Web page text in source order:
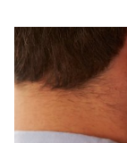
zdravniške
in oboževalce